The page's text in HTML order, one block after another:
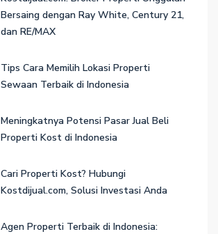
Bersaing dengan Ray White, Century 21,
dan RE/MAX
Tips Cara Memilih Lokasi Properti
Sewaan Terbaik di Indonesia
Meningkatnya Potensi Pasar Jual Beli
Properti Kost di Indonesia
Cari Properti Kost? Hubungi
Kostdijual.com, Solusi Investasi Anda
Agen Properti Terbaik di Indonesia: